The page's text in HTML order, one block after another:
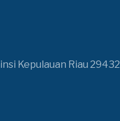
Kepulauan Riau 29432